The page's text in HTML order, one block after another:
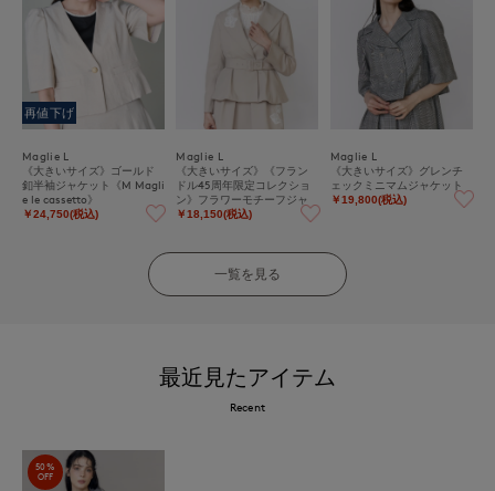
再値下げ
Maglie L
《大きいサイズ》ゴールド
釦半袖ジャケット《M Magli
e le cassetto》
￥24,750(税込)
Maglie L
《大きいサイズ》《フラン
ドル45周年限定コレクショ
ン》フラワーモチーフジャ
ケット《M Maglie le casset
￥18,150(税込)
Maglie L
《大きいサイズ》グレンチ
ェックミニマムジャケット
￥19,800(税込)
一覧を見る
最近見たアイテム
Recent
50%
OFF